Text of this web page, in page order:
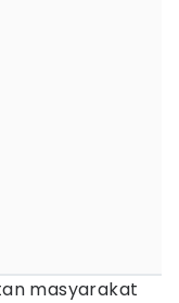
masyarakat